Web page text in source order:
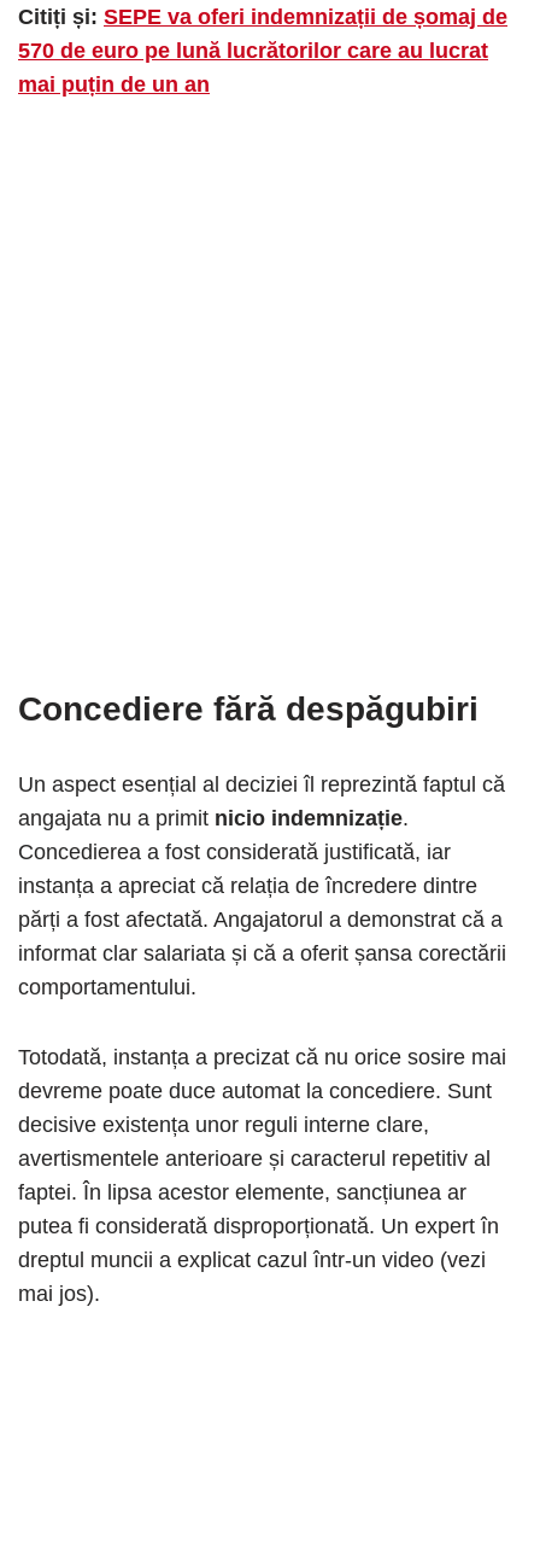
Citiți și: SEPE va oferi indemnizații de șomaj de
570 de euro pe lună lucrătorilor care au lucrat
mai puțin de un an
Concediere fără despăgubiri
Un aspect esențial al deciziei îl reprezintă faptul că
angajata nu a primit nicio indemnizație.
Concedierea a fost considerată justificată, iar
instanța a apreciat că relația de încredere dintre
părți a fost afectată. Angajatorul a demonstrat că a
informat clar salariata și că a oferit șansa corectării
comportamentului.
Totodată, instanța a precizat că nu orice sosire mai
devreme poate duce automat la concediere. Sunt
decisive existența unor reguli interne clare,
avertismentele anterioare și caracterul repetitiv al
faptei. În lipsa acestor elemente, sancțiunea ar
putea fi considerată disproporționată. Un expert în
dreptul muncii a explicat cazul într-un video (vezi
mai jos).